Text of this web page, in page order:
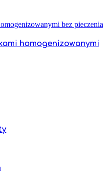
homogenizowanymi